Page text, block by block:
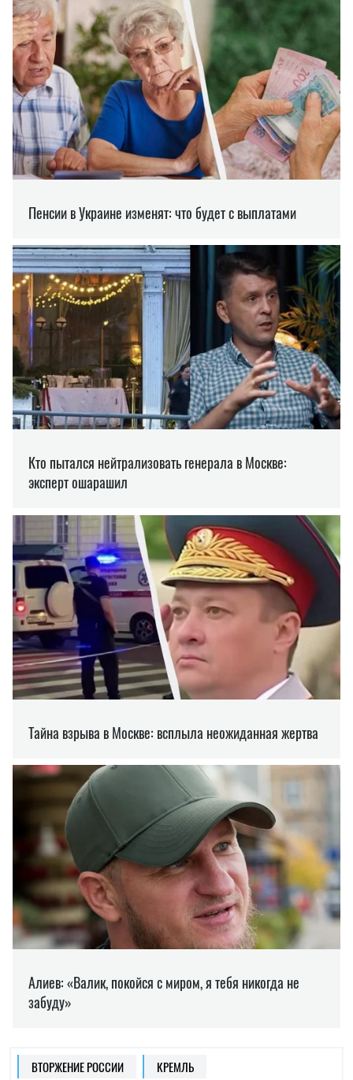
ВТОРЖЕНИЕ РОССИИ КРЕМЛЬ